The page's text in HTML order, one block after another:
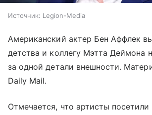
Источник: Legion-Media
Американский актер Бен Аффлек
детства и коллегу Мэтта Деймона
за одной детали внешности.
Daily Mail.
Отмечается, что артисты